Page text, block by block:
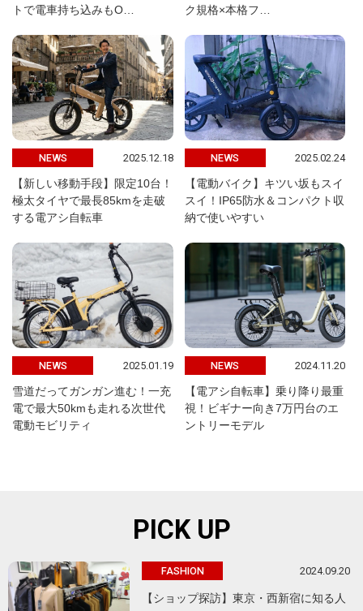
トで電車持ち込みもO… ク規格×本格フ…
NEWS 2025.12.18
【新しい移動手段】限定10台！
極太タイヤで最長85kmを走破
する電アシ自転車
NEWS 2025.02.24
【電動バイク】キツい坂もスイ
スイ！IP65防水＆コンパクト収
納で使いやすい
NEWS 2025.01.19
雪道だってガンガン進む！一充
電で最大50kmも走れる次世代
電動モビリティ
NEWS 2024.11.20
【電アシ自転車】乗り降り最重
視！ビギナー向き7万円台のエ
ントリーモデル
PICK UP
FASHION 2024.09.20
【ショップ探訪】東京・西新宿に知る人